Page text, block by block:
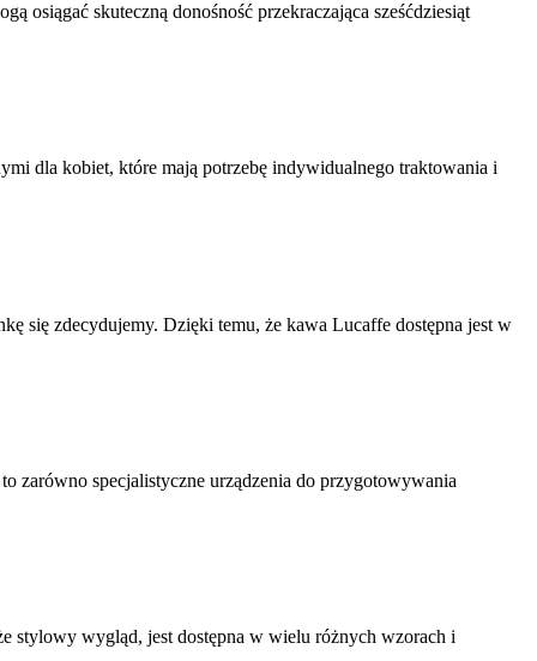
osiągać skuteczną donośność przekraczająca sześćdziesiąt
dla kobiet, które mają potrzebę indywidualnego traktowania i
się zdecydujemy. Dzięki temu, że kawa Lucaffe dostępna jest w
zarówno specjalistyczne urządzenia do przygotowywania
stylowy wygląd, jest dostępna w wielu różnych wzorach i